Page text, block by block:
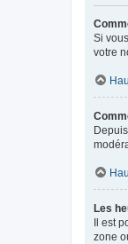
Si
votre
Les
Il est
zone